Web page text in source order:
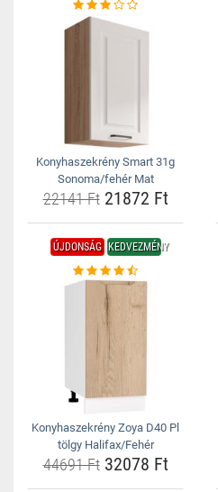
Konyhaszekrény Smart 31g
Sonoma/fehér Mat
22141 Ft21872 Ft
ÚJDONSÁG KEDVEZMÉNY
Konyhaszekrény Zoya D40 Pl
tölgy Halifax/Fehér
44691 Ft32078 Ft